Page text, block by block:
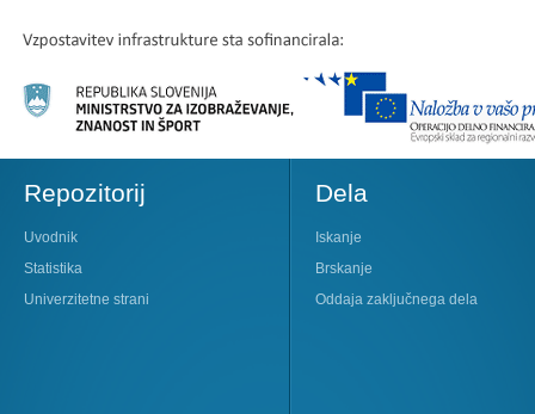
Repozitorij
Uvodnik
Statistika
Univerzitetne strani
Dela
Iskanje
Brskanje
Oddaja zaključnega dela